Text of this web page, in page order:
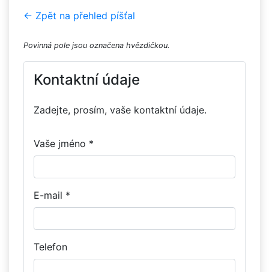
← Zpět na přehled píšťal
Povinná pole jsou označena hvězdičkou.
Kontaktní údaje
Zadejte, prosím, vaše kontaktní údaje.
Vaše jméno *
E-mail *
Telefon